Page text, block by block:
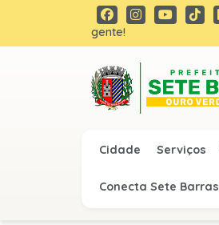
gente!
Cidade Serviços
Conecta Sete Barras